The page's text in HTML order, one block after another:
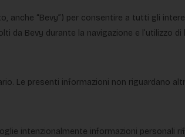
anche “Bevy”) per consentire a tutti gli
Bevy durante la navigazione e l’utilizzo di
Le presenti informazioni non riguardano
intenzionalmente informazioni personali